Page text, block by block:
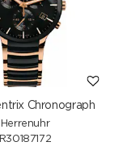
Chronograph
Herrenuhr
R30187172